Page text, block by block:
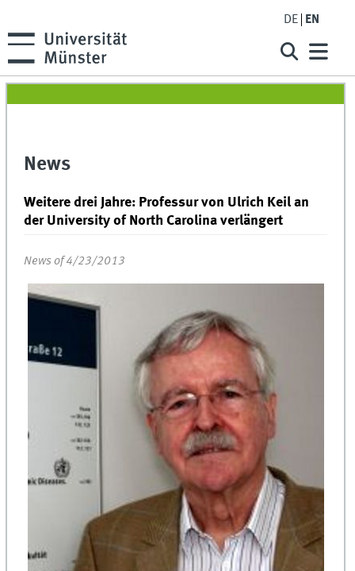
DE EN
News
Weitere drei Jahre: Professur von Ulrich Keil an
der University of North Carolina verlängert
News of 4/23/2013